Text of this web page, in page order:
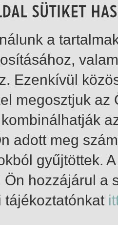
a
Ezenkívül
megosztjuk
adott meg
gyűjtöttek.
Ön hozzájárul a
tájékoztatónkat